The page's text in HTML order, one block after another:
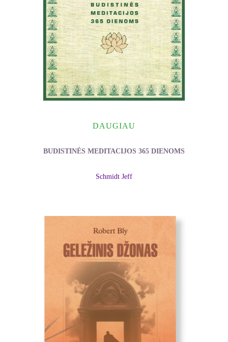
DAUGIAU
BUDISTINĖS MEDITACIJOS 365 DIENOMS
Schmidt Jeff